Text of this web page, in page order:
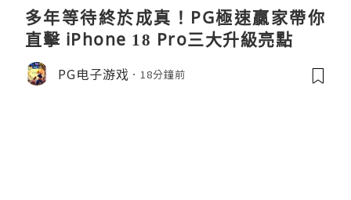
多年等待終於成真！PG極速贏家帶你
直擊 iPhone 18 Pro三大升級亮點
PG电子游戏 18分鐘前